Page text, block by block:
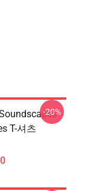
T-셔츠
-20%